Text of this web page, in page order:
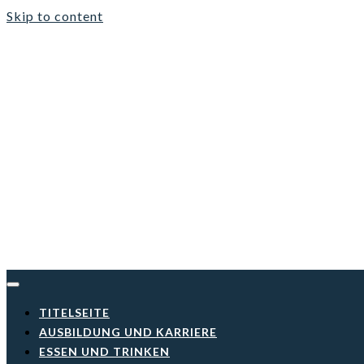
Skip to content
TITELSEITE
AUSBILDUNG UND KARRIERE
ESSEN UND TRINKEN